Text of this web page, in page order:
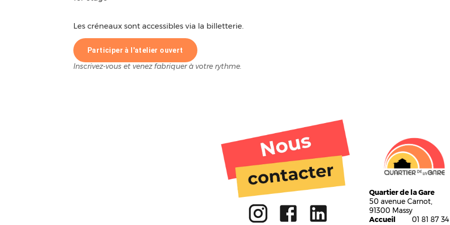
Les créneaux sont accessibles via la billetterie.
Participer à l'atelier ouvert
Inscrivez-vous et venez fabriquer à votre rythme.
Quartier de la Gare
50 avenue Carnot,
91300 Massy
Accueil
01 81 87
Tiers lieu
Activités
Ateliers
Gare aux enfants